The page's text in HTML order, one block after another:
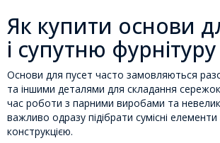
Як купити основи
і супутню фурнітуру
Основи для пусет часто замовляються
та іншими деталями для складання
час роботи з парними виробами та
важливо одразу підібрати сумісні
конструкцією.